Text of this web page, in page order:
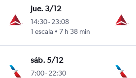
jue. 3/12
14:30-23:08
1 escala
7 h 38 min
sáb. 5/12
7:00-22:30